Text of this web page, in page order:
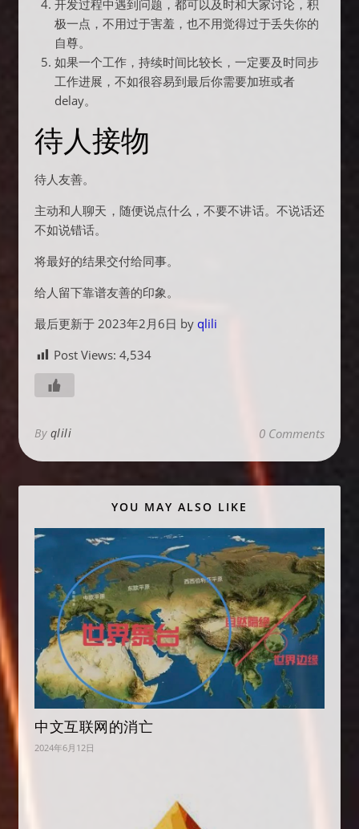
开发过程中遇到问题，都可以及时和大家讨论，积
极一点，不用过于害羞，也不用觉得过于丢失你的
自尊。
如果一个工作，持续时间比较长，一定要及时同步
工作进展，不如很容易到最后你需要加班或者
delay。
待人接物
待人友善。
主动和人聊天，随便说点什么，不要不讲话。不说话还
不如说错话。
将最好的结果交付给同事。
给人留下靠谱友善的印象。
最后更新于 2023年2月6日 by qlili
Post Views: 4,534
By qlili 0 Comments
YOU MAY ALSO LIKE
中文互联网的消亡
2024年6月12日